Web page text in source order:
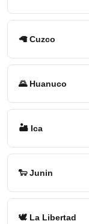
🦙 Cuzco
🌄 Huanuco
🏜 Ica
🐑 Junin
🕊 La Libertad